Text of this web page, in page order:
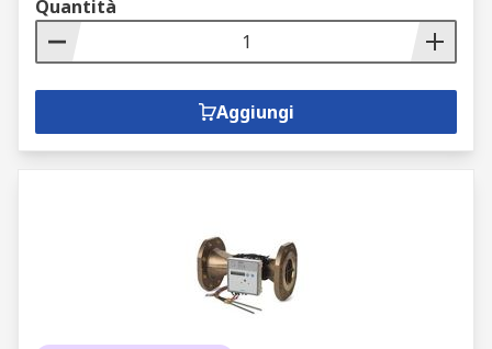
Quantità
Aggiungi